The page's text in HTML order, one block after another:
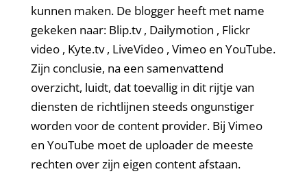
kunnen maken. De blogger heeft met name
gekeken naar: Blip.tv , Dailymotion , Flickr
video , Kyte.tv , LiveVideo , Vimeo en YouTube.
Zijn conclusie, na een samenvattend
overzicht, luidt, dat toevallig in dit rijtje van
diensten de richtlijnen steeds ongunstiger
worden voor de content provider. Bij Vimeo
en YouTube moet de uploader de meeste
rechten over zijn eigen content afstaan.